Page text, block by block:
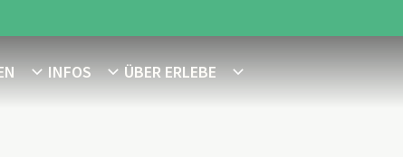
INFOS ÜBER ERLEBE